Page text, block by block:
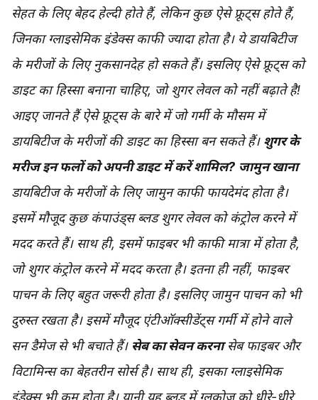
सेहत के लिए बेहद हेल्दी होते हैं, लेकिन कुछ ऐसे फ्रूट्स होते हैं,
जिनका ग्लाइसेमिक इंडेक्स काफी ज्यादा होता है। ये डायबिटीज
के मरीजों के लिए नुकसानदेह हो सकते हैं। इसलिए ऐसे फ्रूट्स को
डाइट का हिस्सा बनाना चाहिए, जो शुगर लेवल को नहीं बढ़ाते है!
आइए जानते हैं ऐसे फ्रूट्स के बारे में जो गर्मी के मौसम में
डायबिटीज के मरीजों की डाइट का हिस्सा बन सकते हैं। शुगर के
मरीज इन फलों को अपनी डाइट में करें शामिल? जामुन खाना
डायबिटीज के मरीजों के लिए जामुन काफी फायदेमंद होता है।
इसमें मौजूद कुछ कंपाउंड्स ब्लड शुगर लेवल को कंट्रोल करने में
मदद करते हैं। साथ ही, इसमें फाइबर भी काफी मात्रा में होता है,
जो शुगर कंट्रोल करने में मदद करता है। इतना ही नहीं, फाइबर
पाचन के लिए बहुत जरूरी होता है। इसलिए जामुन पाचन को भी
दुरुस्त रखता है। इसमें मौजूद एंटीऑक्सीडेंट्स गर्मी में होने वाले
सन डैमेज से भी बचाते हैं। सेब का सेवन करना सेब फाइबर और
विटामिन्स का बेहतरीन सोर्स है। साथ ही, इसका ग्लाइसेमिक